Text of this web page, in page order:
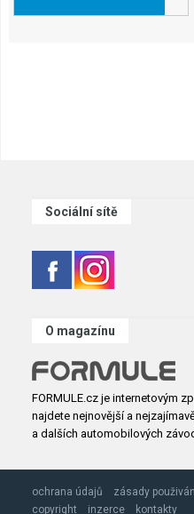
Sociální sítě
O magazínu
FORMULE.cz je internetovým
najdete nejnovější a
a dalších automobilových
ochrana údajů zásady
copyright
inzerce kontakty